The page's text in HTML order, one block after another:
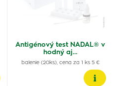
Antigénový test NADAL® v
hodný aj…
balenie (20ks), cena za 1 ks 5 €